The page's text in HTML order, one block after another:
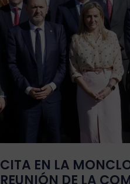
CITA EN LA
REUNIÓN DE LA